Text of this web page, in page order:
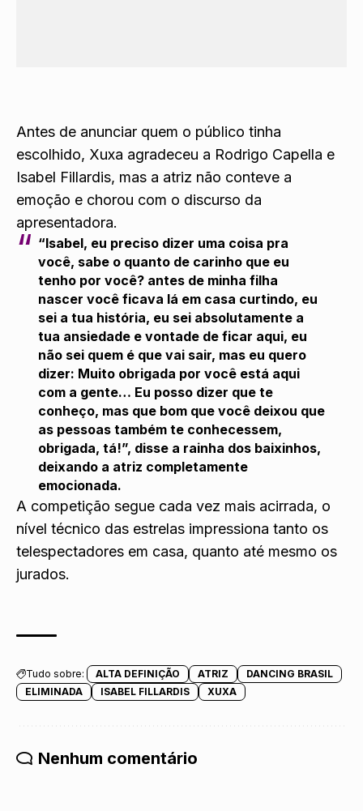
Antes de anunciar quem o público tinha
escolhido, Xuxa agradeceu a Rodrigo Capella e
Isabel Fillardis, mas a atriz não conteve a
emoção e chorou com o discurso da
apresentadora.
“Isabel, eu preciso dizer uma coisa pra
você, sabe o quanto de carinho que eu
tenho por você? antes de minha filha
nascer você ficava lá em casa curtindo, eu
sei a tua história, eu sei absolutamente a
tua ansiedade e vontade de ficar aqui, eu
não sei quem é que vai sair, mas eu quero
dizer: Muito obrigada por você está aqui
com a gente… Eu posso dizer que te
conheço, mas que bom que você deixou que
as pessoas também te conhecessem,
obrigada, tá!”, disse a rainha dos baixinhos,
deixando a atriz completamente
emocionada.
A competição segue cada vez mais acirrada, o
nível técnico das estrelas impressiona tanto os
telespectadores em casa, quanto até mesmo os
jurados.
Tudo sobre: ALTA DEFINIÇÃO ATRIZ
DANCING BRASIL
ELIMINADA
ISABEL FILLARDIS XUXA
Nenhum comentário